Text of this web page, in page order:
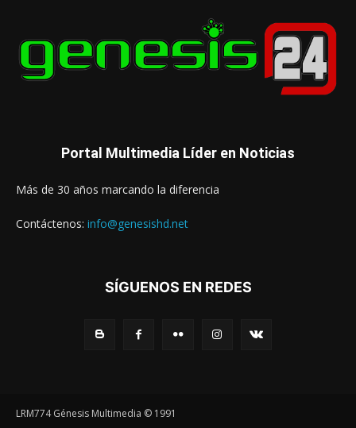
Portal Multimedia Líder en Noticias
Más de 30 años marcando la diferencia
Contáctenos: info@genesishd.net
SÍGUENOS EN REDES
LRM774 Génesis Multimedia © 1991